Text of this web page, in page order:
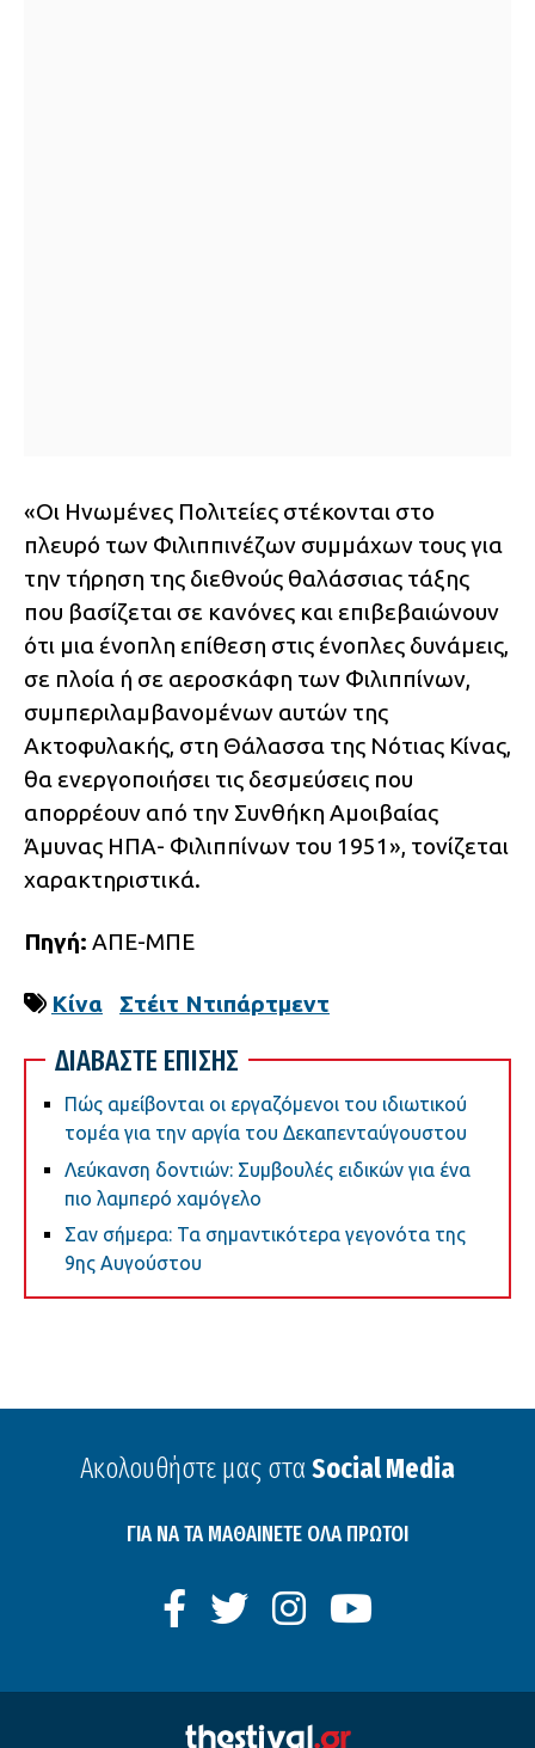
«Οι Ηνωμένες Πολιτείες στέκονται στο
πλευρό των Φιλιππινέζων συμμάχων τους για
την τήρηση της διεθνούς θαλάσσιας τάξης
που βασίζεται σε κανόνες και επιβεβαιώνουν
ότι μια ένοπλη επίθεση στις ένοπλες δυνάμεις,
σε πλοία ή σε αεροσκάφη των Φιλιππίνων,
συμπεριλαμβανομένων αυτών της
Ακτοφυλακής, στη Θάλασσα της Νότιας Κίνας,
θα ενεργοποιήσει τις δεσμεύσεις που
απορρέουν από την Συνθήκη Αμοιβαίας
Άμυνας ΗΠΑ- Φιλιππίνων του 1951», τονίζεται
χαρακτηριστικά.
Πηγή: ΑΠΕ-ΜΠΕ
Κίνα Στέιτ Ντιπάρτμεντ
ΔΙΑΒΑΣΤΕ ΕΠΙΣΗΣ
Πώς αμείβονται οι εργαζόμενοι του ιδιωτικού
τομέα για την αργία του Δεκαπενταύγουστου
Λεύκανση δοντιών: Συμβουλές ειδικών για ένα
πιο λαμπερό χαμόγελο
Σαν σήμερα: Τα σημαντικότερα γεγονότα της
9ης Αυγούστου
Ακολουθήστε μας στα Social Media
ΓΙΑ ΝΑ ΤΑ ΜΑΘΑΙΝΕΤΕ ΟΛΑ ΠΡΩΤΟΙ